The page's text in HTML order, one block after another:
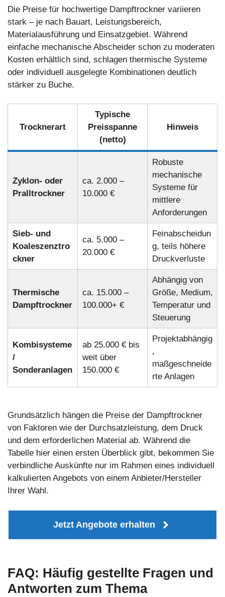
Die Preise für hochwertige Dampftrockner variieren
stark – je nach Bauart, Leistungsbereich,
Materialausführung und Einsatzgebiet. Während
einfache mechanische Abscheider schon zu moderaten
Kosten erhältlich sind, schlagen thermische Systeme
oder individuell ausgelegte Kombinationen deutlich
stärker zu Buche.
Trocknerart
Typische
Preisspanne
(netto)
Hinweis
Zyklon- oder
Pralltrockner
ca. 2.000 –
10.000 €
Robuste
mechanische
Systeme für
mittlere
Anforderungen
Sieb- und
Koaleszenztro
ckner
ca. 5.000 –
20.000 €
Feinabscheidun
g, teils höhere
Druckverluste
Thermische
Dampftrockner
ca. 15.000 –
100.000+ €
Abhängig von
Größe, Medium,
Temperatur und
Steuerung
Kombisysteme
/
Sonderanlagen
ab 25.000 € bis
weit über
150.000 €
Projektabhängig
,
maßgeschneide
rte Anlagen
Grundsätzlich hängen die Preise der Dampftrockner
von Faktoren wie der Durchsatzleistung, dem Druck
und dem erforderlichen Material ab. Während die
Tabelle hier einen ersten Überblick gibt, bekommen Sie
verbindliche Auskünfte nur im Rahmen eines individuell
kalkulierten Angebots von einem Anbieter/Hersteller
Ihrer Wahl.
Jetzt Angebote erhalten
FAQ: Häufig gestellte Fragen und
Antworten zum Thema